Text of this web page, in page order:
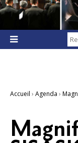

Accueil › Agenda ›